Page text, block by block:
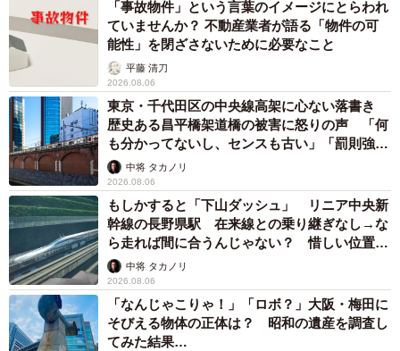
「事故物件」という言葉のイメージにとらわれ
ていませんか？ 不動産業者が語る「物件の可
能性」を閉ざさないために必要なこと
平藤 清刀
2026.08.06
東京・千代田区の中央線高架に心ない落書き
歴史ある昌平橋架道橋の被害に怒りの声 「何
も分かってないし、センスも古い」「罰則強化
して」中将 タカノリ
2026.08.06
もしかすると「下山ダッシュ」 リニア中央新
幹線の長野県駅 在来線との乗り継ぎなし→な
ら走れば間に合うんじゃない？ 惜しい位置関
係が反響
中将 タカノリ
2026.08.06
「なんじゃこりゃ！」「ロボ？」大阪・梅田に
そびえる物体の正体は？ 昭和の遺産を調査し
てみた結果…